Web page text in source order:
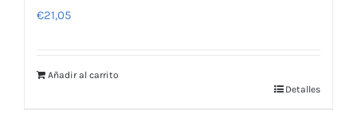
€21,05
Añadir al carrito
Detalles